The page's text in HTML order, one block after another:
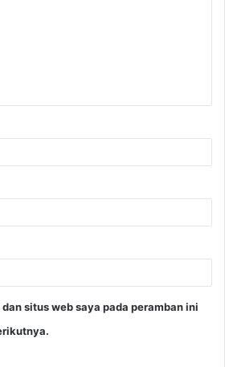
situs web saya pada peramban ini